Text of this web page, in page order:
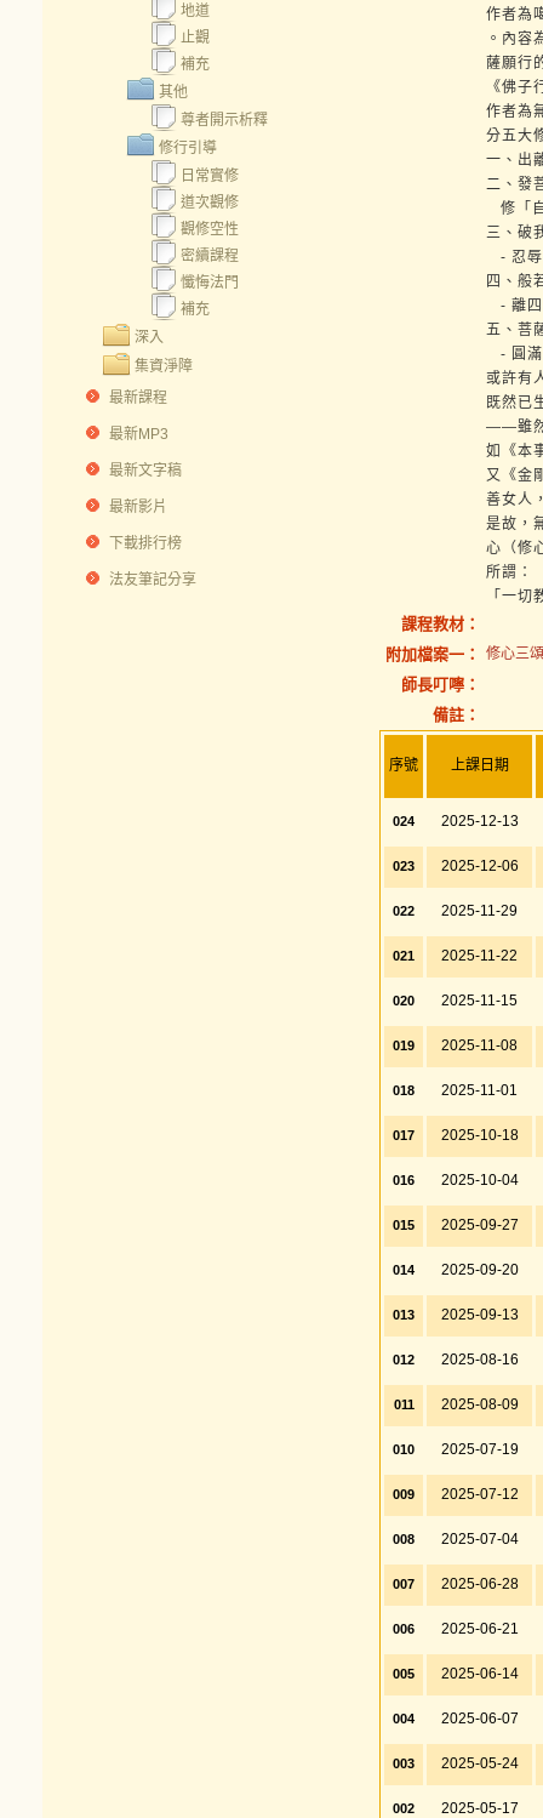
地道
止觀
補充
其他
尊者開示析釋
修行引導
日常實修
道次觀修
觀修空性
密續課程
懺悔法門
補充
深入
集資淨障
最新課程
最新MP3
最新文字稿
最新影片
下載排行榜
法友筆記分享
作者為
。內容
薩願行
《佛子
作者為
分五大
一、出
二、發
修「
三、破
- 忍辱
四、般
- 離四
五、菩
- 圓滿
或許有
既然已
——雖然
如《本
又《金
善女人
是故，
心（修
所謂：
「一
課程教材：
附加檔案一：
修心三
師長叮嚀：
備註：
序號 上課日期
024 2025-12-13
023 2025-12-06
022 2025-11-29
021 2025-11-22
020 2025-11-15
019 2025-11-08
018 2025-11-01
017 2025-10-18
016 2025-10-04
015 2025-09-27
014 2025-09-20
013 2025-09-13
012 2025-08-16
011 2025-08-09
010 2025-07-19
009 2025-07-12
008 2025-07-04
007 2025-06-28
006 2025-06-21
005 2025-06-14
004 2025-06-07
003 2025-05-24
002 2025-05-17